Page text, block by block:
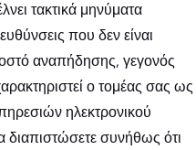
τακτικά μηνύματα
που δεν είναι
αναπήδησης, γεγονός
ο τομέας σας ως
ηλεκτρονικού
συνήθως ότι